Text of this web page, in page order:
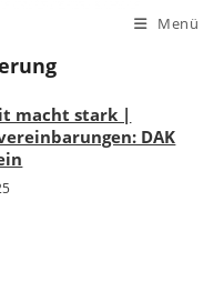
Menü
macht stark |
DAK